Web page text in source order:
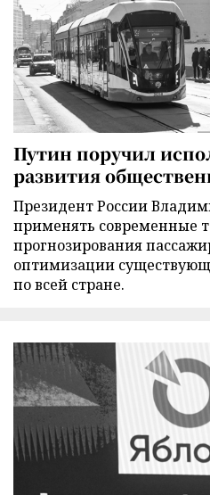
Путин поручил
развития
Президент России
применять современные
прогнозирования
оптимизации
по всей стране.